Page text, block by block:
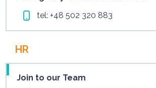
tel:+48 502 320 883
HR
Join to our Team